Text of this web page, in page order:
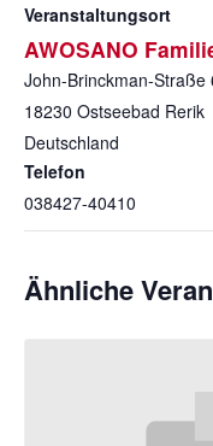
Veranstaltungsort
AWOSANO
John-Brinckman-Straße
18230 Ostseebad Rerik
Deutschland
Telefon
038427-40410
Ähnliche